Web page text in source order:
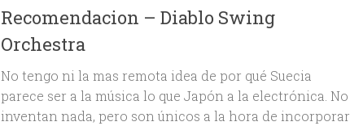
Recomendacion – Diablo Swing
Orchestra
No tengo ni la mas remota idea de por qué Suecia
parece ser a la música lo que Japón a la electrónica. No
inventan nada, pero son únicos a la hora de incorporar